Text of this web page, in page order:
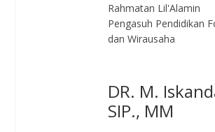
Rahmatan Lil'Alamin
Pengasuh Pendidikan
dan Wirausaha
DR. M.
SIP., MM